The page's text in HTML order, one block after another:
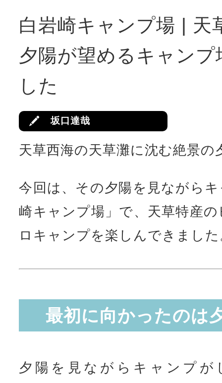
白岩崎キャンプ場 | 天
夕陽が望めるキャン
した
坂口達哉
天草西海の天草灘に沈む絶景の
今回は、その夕陽を見ながら
崎キャンプ場」で、天草特産
ロキャンプを楽しんできまし
最初に向かったのは
夕陽を見ながらキャンプ